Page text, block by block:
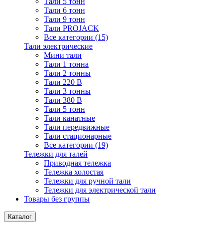
Тали 6 тонн
Тали 9 тонн
Тали PROJACK
Все категории (15)
Тали электрические
Мини тали
Тали 1 тонна
Тали 2 тонны
Тали 220 В
Тали 3 тонны
Тали 380 В
Тали 5 тонн
Тали канатные
Тали передвижные
Тали стационарные
Все категории (19)
Тележки для талей
Приводная тележка
Тележка холостая
Тележки для ручной тали
Тележки для электрической тали
Товары без группы
Каталог